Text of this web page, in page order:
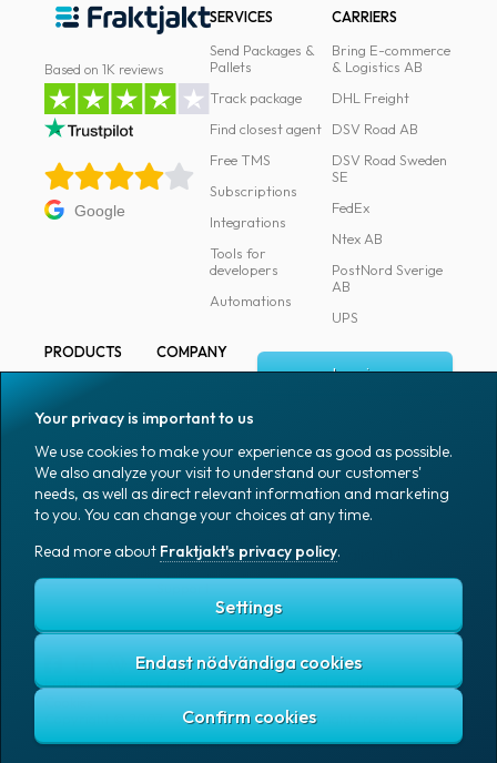
Based on 1K reviews
Google
SERVICES
Send Packages &
Pallets
Track package
Find closest agent
Free TMS
Subscriptions
Integrations
Tools for
developers
Automations
CARRIERS
Bring E-commerce
& Logistics AB
DHL Freight
DSV Road AB
DSV Road Sweden
SE
FedEx
Ntex AB
PostNord Sverige
AB
UPS
PRODUCTS
Marking
Packaging
Packaging
accessories
Office goods
COMPANY
Media
Coworkers
Job & career
News archive
Blog
Log in
Sign up
English (US)
Fraktjakt's privacy policy
Terms and conditions
Copyright © 2007 – 2026 Fraktjakt AB. All rights reserved.
Your privacy is important to us
We use cookies to make your experience as good as possible.
We also analyze your visit to understand our customers'
needs, as well as direct relevant information and marketing
to you. You can change your choices at any time.
Read more about Fraktjakt's privacy policy.
Settings
Endast nödvändiga cookies